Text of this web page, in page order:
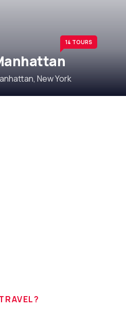
14 TOURS
New York